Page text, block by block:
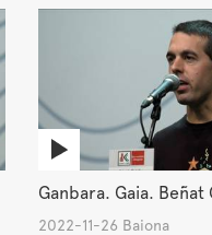
Ganbara. Gaia.
2022-11-26 Baiona